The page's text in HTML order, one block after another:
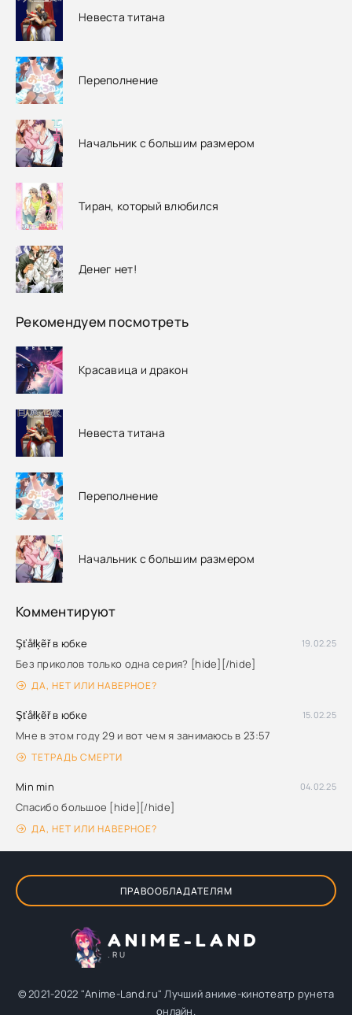
Невеста титана
Переполнение
Начальник с большим размером
Тиран, который влюбился
Денег нет!
Рекомендуем посмотреть
Красавица и дракон
Невеста титана
Переполнение
Начальник с большим размером
Комментируют
Şťåłķẽř в юбке 19.02.25
Без приколов только одна серия? [hide][/hide]
ДА, НЕТ ИЛИ НАВЕРНОЕ?
Şťåłķẽř в юбке 15.02.25
Мне в этом году 29 и вот чем я занимаюсь в 23:57
ТЕТРАДЬ СМЕРТИ
Min min 04.02.25
Спасибо большое [hide][/hide]
ДА, НЕТ ИЛИ НАВЕРНОЕ?
ПРАВООБЛАДАТЕЛЯМ
ANIME-LAND
.RU
© 2021-2022 "Anime-Land.ru" Лучший аниме-кинотеатр рунета
онлайн.